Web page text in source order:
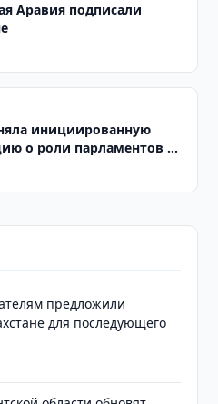
Аравия подписали
инициированную
о роли парламентов в
предложили
для последующего